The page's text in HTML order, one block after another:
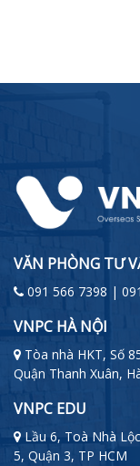
VĂN PHÒNG TƯ
091 566 7398 |
VNPC HÀ NỘI
Tòa nhà HKT, Số
Quận Thanh Xuân,
VNPC EDU
Lầu 6, Toà Nhà
5, Quận 3, TP HCM